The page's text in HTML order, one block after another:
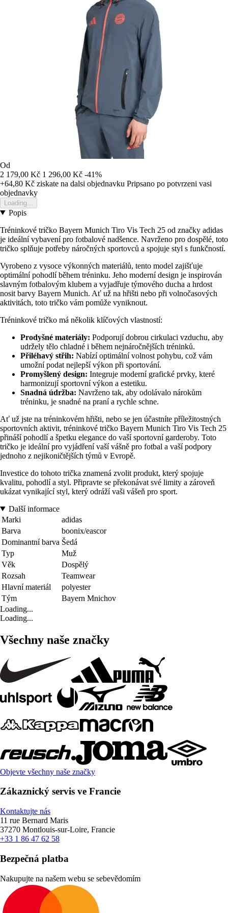
Od
2 179,00 Kč 1 296,00 Kč -41%
+64,80 Kč ziskate na dalsi objednavku Pripsano po potvrzeni vasi
objednavky
Loading...
Popis
Tréninkové tričko Bayern Munich Tiro Vis Tech 25 od značky adidas
je ideální vybavení pro fotbalové nadšence. Navrženo pro dospělé, toto
tričko splňuje potřeby náročných sportovců a spojuje styl s funkčností.
Vyrobeno z vysoce výkonných materiálů, tento model zajišťuje
optimální pohodlí během tréninku. Jeho moderní design je inspirován
slavným fotbalovým klubem a vyjadřuje týmového ducha a hrdost
nosit barvy Bayern Munich. Ať už na hřišti nebo při volnočasových
aktivitách, toto tričko vám pomůže vyniknout.
Tréninkové tričko má několik klíčových vlastností:
Prodyšné materiály: Podporují dobrou cirkulaci vzduchu, aby
udržely tělo chladné i během nejnáročnějších tréninků.
Přiléhavý střih: Nabízí optimální volnost pohybu, což vám
umožní podat nejlepší výkon při sportování.
Promyšlený design: Integruje moderní grafické prvky, které
harmonizují sportovní výkon a estetiku.
Snadná údržba: Navrženo tak, aby odolávalo nárokům
tréninku, je snadné na praní a rychle schne.
Ať už jste na tréninkovém hřišti, nebo se jen účastníte příležitostných
sportovních aktivit, tréninkové tričko Bayern Munich Tiro Vis Tech 25
přináší pohodlí a špetku elegance do vaší sportovní garderoby. Toto
tričko je ideální pro vyjádření vaší vášně pro fotbal a vaší podpory
jednoho z nejikoničtějších týmů v Evropě.
Investice do tohoto trička znamená zvolit produkt, který spojuje
kvalitu, pohodlí a styl. Připravte se překonávat své limity a zároveň
ukázat vynikající styl, který odráží vaši vášeň pro sport.
Další informace
Marki
adidas
Barva
boonix/eascor
Dominantní barva Šedá
Typ
Muž
Věk
Dospělý
Rozsah
Teamwear
Hlavní materiál
polyester
Tým
Bayern Mnichov
Loading...
Loading...
Všechny naše značky
Objevte všechny naše značky
Zákaznický servis ve Francie
Kontaktujte nás
11 rue Bernard Maris
37270 Montlouis-sur-Loire, Francie
+33 1 86 47 62 58
Bezpečná platba
Nakupujte na našem webu se sebevědomím